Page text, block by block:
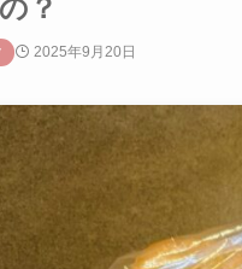
？
2025年9月20日